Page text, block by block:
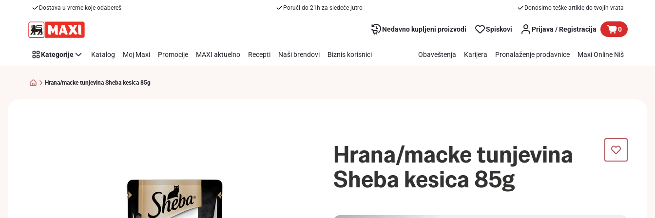
Dostava u vreme koje odabereš Poruči do 21h za sledeće jutro Donosimo teške artikle do tvojih vrata
Nedavno kupljeni proizvodi Spiskovi Prijava / Registracija 0
Kategorije Katalog Moj Maxi Promocije MAXI aktuelno Recepti Naši brendovi Biznis korisnici Obaveštenja Karijera Pronalaženje prodavnice Maxi Online Niš
Hrana/macke tunjevina Sheba kesica 85g
Hrana/macke tunjevina
Sheba kesica 85g